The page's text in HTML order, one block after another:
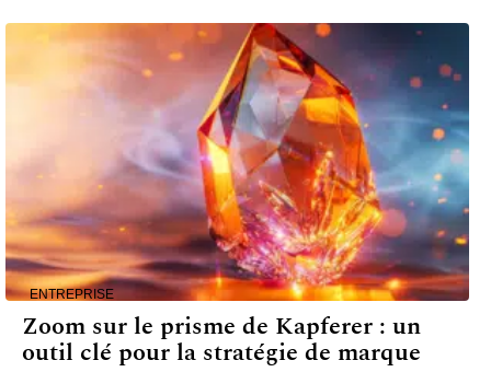
ENTREPRISE
Zoom sur le prisme de Kapferer : un
outil clé pour la stratégie de marque